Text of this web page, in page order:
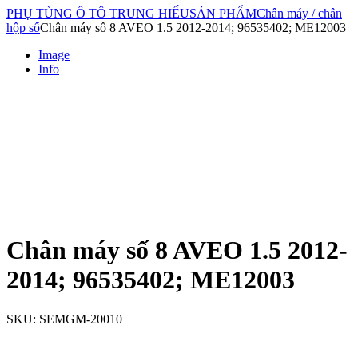
PHỤ TÙNG Ô TÔ TRUNG HIẾUSẢN PHẨMChân máy / chân
hộp sốChân máy số 8 AVEO 1.5 2012-2014; 96535402; ME12003
Image
Info
Chân máy số 8 AVEO 1.5 2012-
2014; 96535402; ME12003
SKU: SEMGM-20010